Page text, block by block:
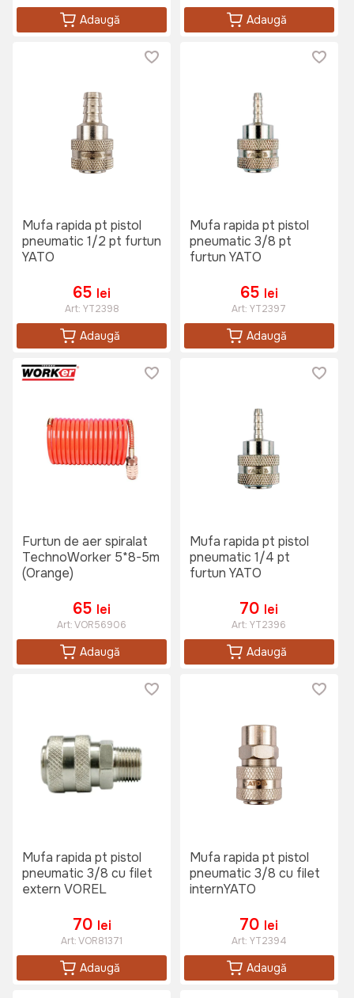
Adaugă Adaugă
Mufa rapida pt pistol
pneumatic 1/2 pt furtun
YATO
65 lei
Art: YT2398
Adaugă
Mufa rapida pt pistol
pneumatic 3/8 pt
furtun YATO
65 lei
Art: YT2397
Adaugă
Furtun de aer spiralat
TechnoWorker 5*8-5m
(Orange)
65 lei
Art:VOR56906
Adaugă
Mufa rapida pt pistol
pneumatic 1/4 pt
furtun YATO
70 lei
Art: YT2396
Adaugă
Mufa rapida pt pistol
pneumatic 3/8 cu filet
extern VOREL
70 lei
Art:VOR81371
Adaugă
Mufa rapida pt pistol
pneumatic 3/8 cu filet
internYATO
70 lei
Art: YT2394
Adaugă